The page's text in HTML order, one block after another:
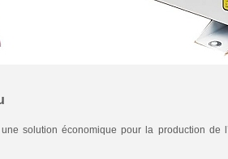
solution économique pour la production de